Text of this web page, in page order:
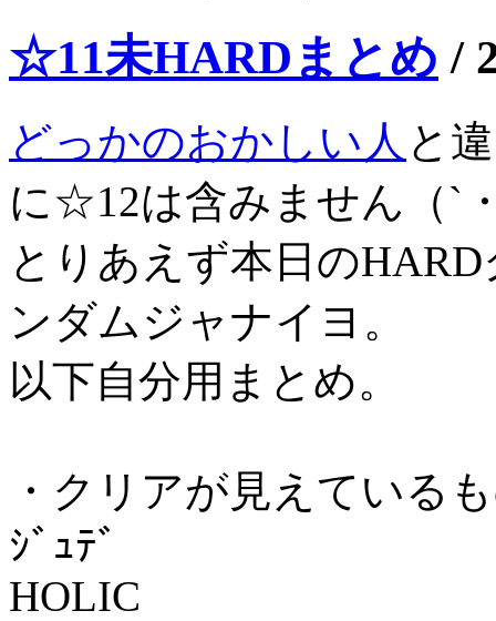
☆11未HARDまとめ /
どっかのおかしい人 と
に☆12は含みません（`
とりあえず本日の
ンダムジャナイヨ。
以下自分用まとめ。
・クリアが見えている
ｼﾞｭﾃﾞ
HOLIC